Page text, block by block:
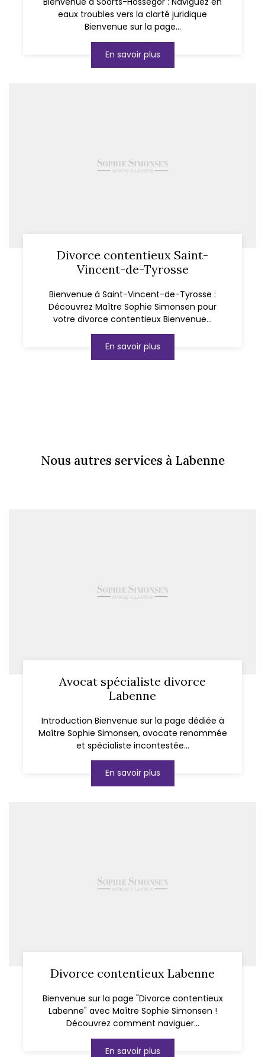
eaux troubles vers la clarté juridique
Bienvenue sur la page...
En savoir plus
Divorce contentieux Saint-
Vincent-de-Tyrosse
Bienvenue à Saint-Vincent-de-Tyrosse :
Découvrez Maître Sophie Simonsen pour
votre divorce contentieux Bienvenue...
En savoir plus
Nous autres services à Labenne
Avocat spécialiste divorce
Labenne
Introduction Bienvenue sur la page dédiée à
Maître Sophie Simonsen, avocate renommée
et spécialiste incontestée...
En savoir plus
Divorce contentieux Labenne
Bienvenue sur la page "Divorce contentieux
Labenne" avec Maître Sophie Simonsen !
Découvrez comment naviguer...
En savoir plus